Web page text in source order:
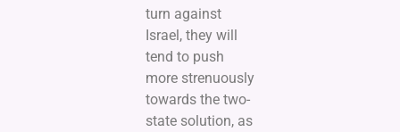
turn against
Israel, they will
tend to push
more strenuously
towards the two-
state solution, as